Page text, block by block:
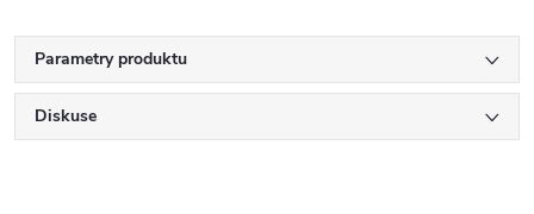
Parametry produktu
Diskuse